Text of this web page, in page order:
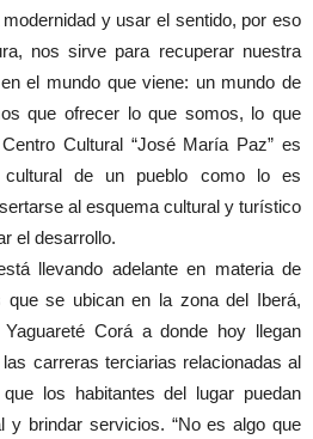
y usar el sentido, por eso
nos sirve para recuperar nuestra
el mundo que viene: un mundo de
que ofrecer lo que somos, lo que
Cultural “José María Paz” es
cultural de un pueblo como lo es
al esquema cultural y turístico
el desarrollo.
llevando adelante en materia de
que se ubican en la zona del Iberá,
Corá a donde hoy llegan
las carreras terciarias relacionadas al
los habitantes del lugar puedan
y brindar servicios. “No es algo que